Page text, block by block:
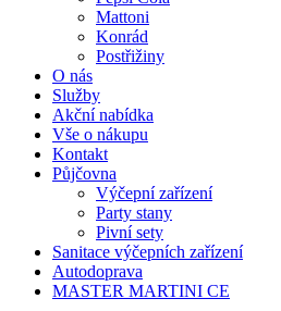
Mattoni
Konrád
Postřižiny
O nás
Služby
Akční nabídka
Vše o nákupu
Kontakt
Půjčovna
Výčepní zařízení
Party stany
Pivní sety
Sanitace výčepních zařízení
Autodoprava
MASTER MARTINI CE